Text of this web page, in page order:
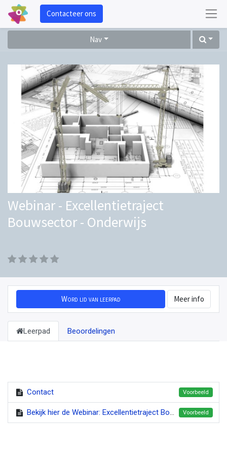
Contacteer ons
Nav
Webinar - Excellentietraject
Bouwsector - Onderwijs
Word lid van leerpad Meer info
Leerpad Beoordelingen
Contact Voorbeeld
Bekijk hier de Webinar: Excellentietraject Bouwsector - Onderwijs Voorbeeld